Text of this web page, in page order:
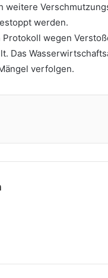
weitere
werden.
wegen
Das
verfolgen.